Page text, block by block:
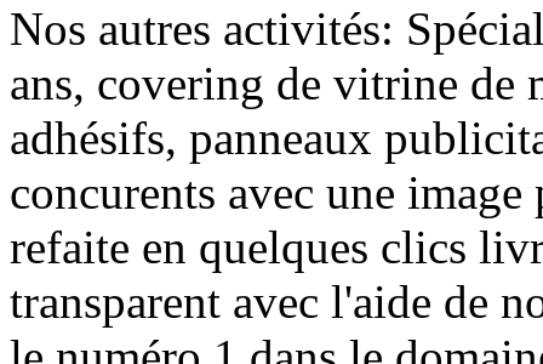
Nos autres activités:
ans, covering de vitrine de
adhésifs, panneaux
concurents avec une
refaite en quelques clics
transparent avec l'aide de